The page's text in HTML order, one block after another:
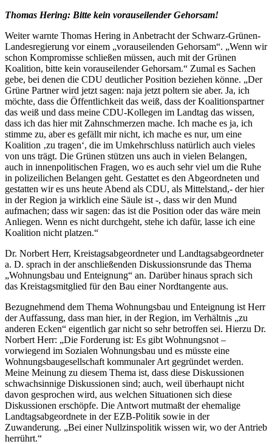
Thomas Hering: Bitte kein vorauseilender Gehorsam!
Weiter warnte Thomas Hering in Anbetracht der Schwarz-Grünen-
Landesregierung vor einem „vorauseilenden Gehorsam“. „Wenn wir
schon Kompromisse schließen müssen, auch mit der Grünen
Koalition, bitte kein vorauseilender Gehorsam.“ Zumal es Sachen
gebe, bei denen die CDU deutlicher Position beziehen könne. „Der
Grüne Partner wird jetzt sagen: naja jetzt poltern sie aber. Ja, ich
möchte, dass die Öffentlichkeit das weiß, dass der Koalitionspartner
das weiß und dass meine CDU-Kollegen im Landtag das wissen,
dass ich das hier mit Zahnschmerzen mache. Ich mache es ja, ich
stimme zu, aber es gefällt mir nicht, ich mache es nur, um eine
Koalition ‚zu tragen‘, die im Umkehrschluss natürlich auch vieles
von uns trägt. Die Grünen stützen uns auch in vielen Belangen,
auch in innenpolitischen Fragen, wo es auch sehr viel um die Ruhe
in polizeilichen Belangen geht. Gestattet es den Abgeordneten und
gestatten wir es uns heute Abend als CDU, als Mittelstand,- der hier
in der Region ja wirklich eine Säule ist -, dass wir den Mund
aufmachen; dass wir sagen: das ist die Position oder das wäre mein
Anliegen. Wenn es nicht durchgeht, stehe ich dafür, lasse ich eine
Koalition nicht platzen.“
Dr. Norbert Herr, Kreistagsabgeordneter und Landtagsabgeordneter
a. D. sprach in der anschließenden Diskussionsrunde das Thema
„Wohnungsbau und Enteignung“ an. Darüber hinaus sprach sich
das Kreistagsmitglied für den Bau einer Nordtangente aus.
Bezugnehmend dem Thema Wohnungsbau und Enteignung ist Herr
der Auffassung, dass man hier, in der Region, im Verhältnis „zu
anderen Ecken“ eigentlich gar nicht so sehr betroffen sei. Hierzu Dr.
Norbert Herr: „Die Forderung ist: Es gibt Wohnungsnot –
vorwiegend im Sozialen Wohnungsbau und es müsste eine
Wohnungsbaugesellschaft kommunaler Art gegründet werden.
Meine Meinung zu diesem Thema ist, dass diese Diskussionen
schwachsinnige Diskussionen sind; auch, weil überhaupt nicht
davon gesprochen wird, aus welchen Situationen sich diese
Diskussionen erschöpfe. Die Antwort mutmaßt der ehemalige
Landtagsabgeordnete in der EZB-Politik sowie in der
Zuwanderung. „Bei einer Nullzinspolitik wissen wir, wo der Antrieb
herrührt.“